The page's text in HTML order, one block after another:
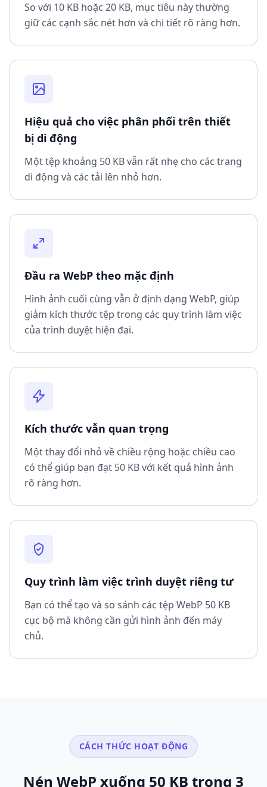
So với 10 KB hoặc 20 KB, mục tiêu này thường
giữ các cạnh sắc nét hơn và chi tiết rõ ràng hơn.
Hiệu quả cho việc phân phối trên thiết
bị di động
Một tệp khoảng 50 KB vẫn rất nhẹ cho các trang
di động và các tải lên nhỏ hơn.
Đầu ra WebP theo mặc định
Hình ảnh cuối cùng vẫn ở định dạng WebP, giúp
giảm kích thước tệp trong các quy trình làm việc
của trình duyệt hiện đại.
Kích thước vẫn quan trọng
Một thay đổi nhỏ về chiều rộng hoặc chiều cao
có thể giúp bạn đạt 50 KB với kết quả hình ảnh
rõ ràng hơn.
Quy trình làm việc trình duyệt riêng tư
Bạn có thể tạo và so sánh các tệp WebP 50 KB
cục bộ mà không cần gửi hình ảnh đến máy
chủ.
CÁCH THỨC HOẠT ĐỘNG
Nén WebP xuống 50 KB trong 3